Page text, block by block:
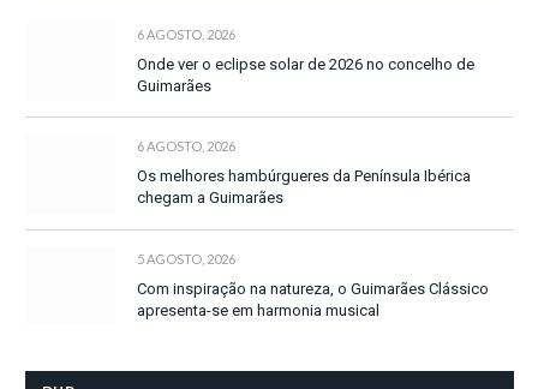
6 AGOSTO, 2026
Onde ver o eclipse solar de 2026 no concelho de
Guimarães
6 AGOSTO, 2026
Os melhores hambúrgueres da Península Ibérica
chegam a Guimarães
5 AGOSTO, 2026
Com inspiração na natureza, o Guimarães Clássico
apresenta-se em harmonia musical